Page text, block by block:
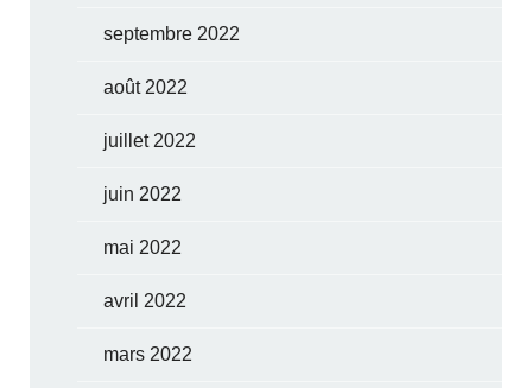
septembre 2022
août 2022
juillet 2022
juin 2022
mai 2022
avril 2022
mars 2022